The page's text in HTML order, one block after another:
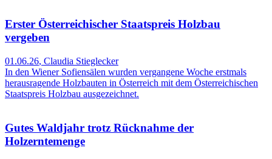
Erster Österreichischer Staatspreis Holzbau
vergeben
01.06.26, Claudia Stieglecker
In den Wiener Sofiensälen wurden vergangene Woche erstmals
herausragende Holzbauten in Österreich mit dem Österreichischen
Staatspreis Holzbau ausgezeichnet.
Gutes Waldjahr trotz Rücknahme der
Holzerntemenge